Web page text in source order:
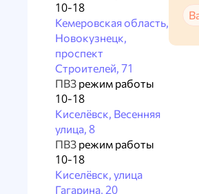
10-18
Кемеровская область,
Новокузнецк,
проспект
Строителей, 71
ПВЗ режим работы
10-18
Киселёвск, Весенняя
улица, 8
ПВЗ режим работы
10-18
Киселёвск, улица
Гагарина, 20